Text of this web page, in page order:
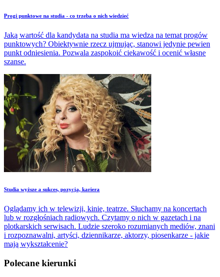
​Progi punktowe na studia - co trzeba o nich wiedzieć
Jaką wartość dla kandydata na studia ma wiedza na temat progów
punktowych? Obiektywnie rzecz ujmując, stanowi jedynie pewien
punkt odniesienia. Pozwala zaspokoić ciekawość i ocenić własne
szanse.
​Studia wyższe a sukces, pozycja, kariera
Oglądamy ich w telewizji, kinie, teatrze. Słuchamy na koncertach
lub w rozgłośniach radiowych. Czytamy o nich w gazetach i na
plotkarskich serwisach. Ludzie szeroko rozumianych mediów, znani
i rozpoznawalni, artyści, dziennikarze, aktorzy, piosenkarze - jakie
mają wykształcenie?
Polecane kierunki